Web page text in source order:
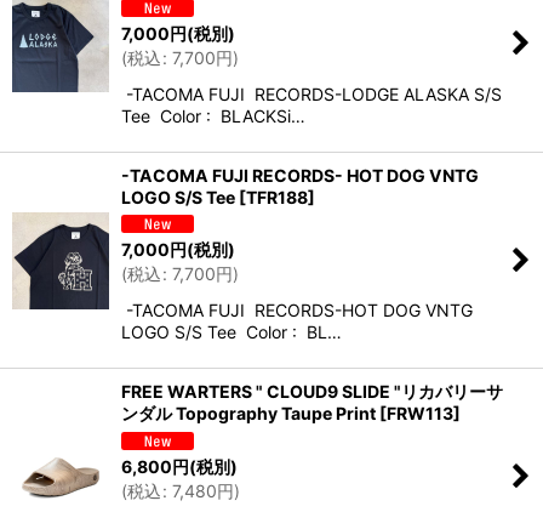
7,000円(税別)
(税込: 7,700円)
-TACOMA FUJI RECORDS-LODGE ALASKA S/S
Tee Color : BLACKSi…
-TACOMA FUJI RECORDS- HOT DOG VNTG
LOGO S/S Tee [TFR188]
7,000 円(税別)
(税込: 7,700円)
-TACOMA FUJI RECORDS-HOT DOG VNTG
LOGO S/S Tee Color : BL…
FREE WARTERS " CLOUD9 SLIDE "リカバリーサ
ンダル Topography Taupe Print [FRW113]
6,800円(税別)
(税込: 7,480円)